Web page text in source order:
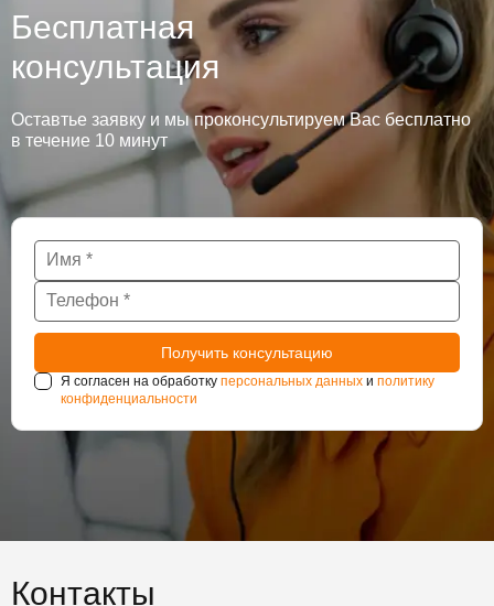
Бесплатная
консультация
Оставтье заявку и мы проконсультируем Вас бесплатно
в течение 10 минут
Я согласен на обработку персональных данных и политику
конфиденциальности
Контакты